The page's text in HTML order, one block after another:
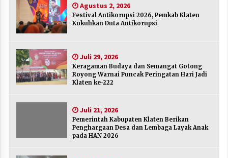
Agustus 2, 2026
Juli 29, 2026
Pemerintah Kabupaten Klaten Berikan
Juli 21, 2026
Semarak Klaten Fair 2026: Wadah Unjuk Gigi
Ratusan Produk Unggulan UMKM dan IKM
Agustus 2, 2026
Festival Antikorupsi 2026, Pemkab Klaten
Kukuhkan Duta Antikorupsi
Juli 29, 2026
Keragaman Budaya dan Semangat Gotong
Royong Warnai Puncak Peringatan Hari Jadi
Klaten ke-222
Juli 21, 2026
Pemerintah Kabupaten Klaten Berikan
Penghargaan Desa dan Lembaga Layak Anak
pada HAN 2026